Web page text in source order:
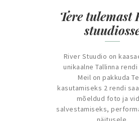
Tere tulemast
River Stuudio on
unikaalne Tallinna
Meil on pakkuda
kasutamiseks 2 rendi
mõeldud foto ja
salvestamiseks,